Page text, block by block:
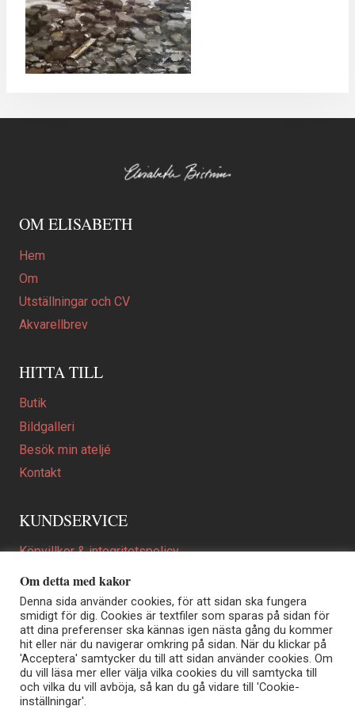
OM ELISABETH
Hem
Om
Utställningar och CV
Akvarellbrev
HITTA TILL
Butik
Bildgalleri
Besök min ateljé
Kontakt
KUNDSERVICE
Köpvillkor & integritetspolicy
Att beställa ett personligt utformat konstverk
En personligare gåva
FAQ
Elisabeth Biström | Akvarellkonstnär | Norrtälje
Sjöängstorpet AB, org.nr 556373-5447
Om detta med kakor
Denna sida använder cookies, för att sidan ska fungera
smidigt för dig. Cookies är textfiler som sparas på sidan för
att dina preferenser ska kännas igen nästa gång du kommer
hit eller när du navigerar omkring på sidan. När du klickar på
'Acceptera' samtycker du till att sidan använder cookies. Om
du vill läsa mer eller välja vilka cookies du vill samtycka till
och vilka du vill avböja, så kan du gå vidare till 'Cookie-
inställningar'.